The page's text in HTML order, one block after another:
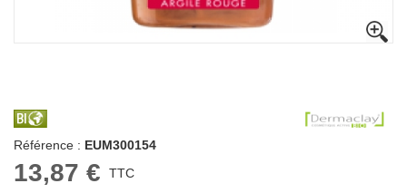
Référence : EUM300154
13,87 € TTC